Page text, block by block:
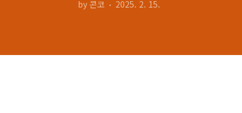
by 콘코 2025. 2. 15.